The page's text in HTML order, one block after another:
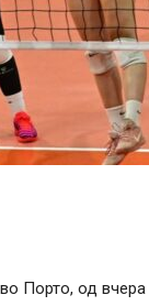
Порто, од